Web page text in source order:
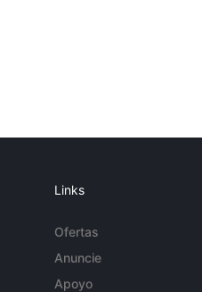
Links
Ofertas
Anuncie
Apoyo